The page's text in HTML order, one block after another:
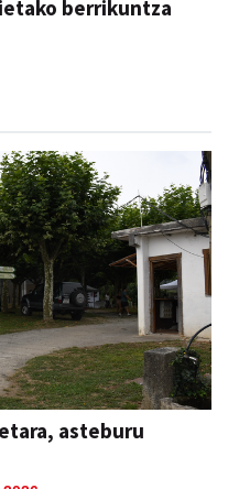
asteburu
2026